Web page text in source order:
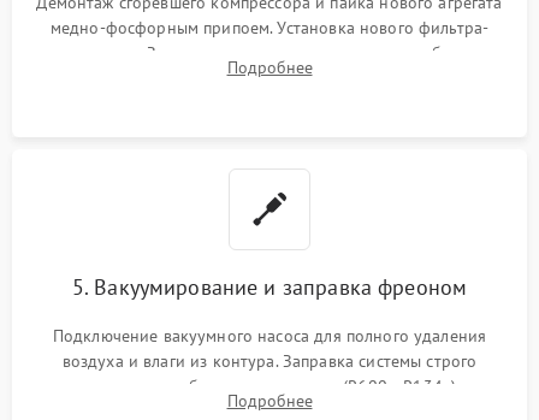
медно-фосфорным припоем. Установка нового фильтра-
осушителя. Замена изношенных вентиляторов обдува,
сломанных заслонок или поврежденных дверных петель.
Подробнее
5. Вакуумирование и заправка фреоном
Подключение вакуумного насоса для полного удаления
воздуха и влаги из контура. Заправка системы строго
дозированным объемом хладагента (R600a, R134a) по
электронным весам. Контроль рабочего давления в системе.
Подробнее